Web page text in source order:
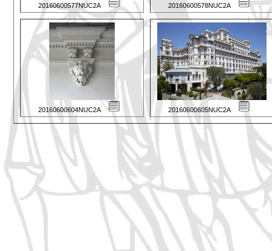
20160600577NUC2A 20160600578NUC2A
20160600604NUC2A 20160600605NUC2A